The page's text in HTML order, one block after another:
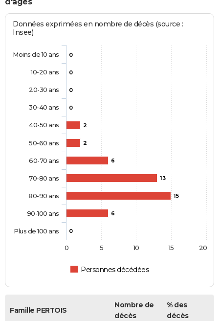
Données exprimées en nombre de décès (source :
Insee)
0
0
0
0
2
2
6
13
15
6
0
Personnes décédées
Moins de 10 ans
10-20 ans
20-30 ans
30-40 ans
40-50 ans
50-60 ans
60-70 ans
70-80 ans
80-90 ans
90-100 ans
Plus de 100 ans
0 5 10 15 20
Famille PERTOIS
Nombre de
décès
% des
décès